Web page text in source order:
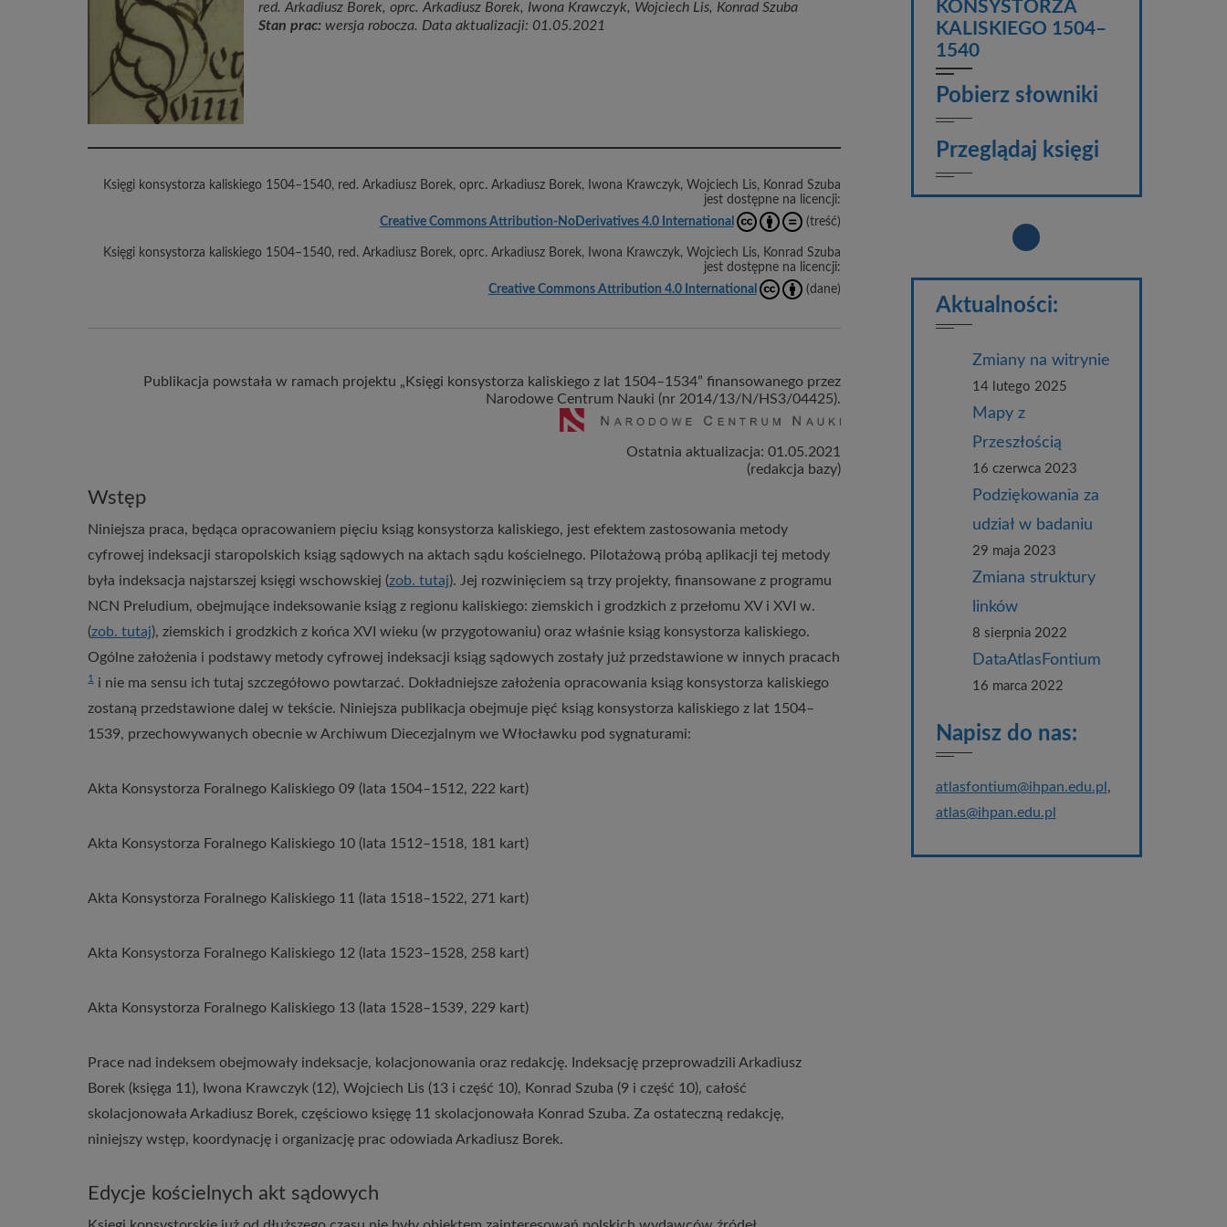
red. Arkadiusz Borek, oprc. Arkadiusz Borek, Iwona Krawczyk, Wojciech Lis, Konrad Szuba
Stan prac: wersja robocza. Data aktualizacji: 01.05.2021
Księgi konsystorza kaliskiego 1504–1540, red. Arkadiusz Borek, oprc. Arkadiusz Borek, Iwona Krawczyk, Wojciech Lis, Konrad Szuba
jest dostępne na licencji:
Creative Commons Attribution-NoDerivatives 4.0 International
(treść)
Księgi konsystorza kaliskiego 1504–1540, red. Arkadiusz Borek, oprc. Arkadiusz Borek, Iwona Krawczyk, Wojciech Lis, Konrad Szuba
jest dostępne na licencji:
Creative Commons Attribution 4.0 International
(dane)
Publikacja powstała w ramach projektu „Księgi konsystorza kaliskiego z lat 1504–1534” finansowanego przez
Narodowe Centrum Nauki (nr 2014/13/N/HS3/04425).
Ostatnia aktualizacja: 01.05.2021
(redakcja bazy)
Wstęp
Niniejsza praca, będąca opracowaniem pięciu ksiąg konsystorza kaliskiego, jest efektem zastosowania metody
cyfrowej indeksacji staropolskich ksiąg sądowych na aktach sądu kościelnego. Pilotażową próbą aplikacji tej metody
była indeksacja najstarszej księgi wschowskiej (zob. tutaj). Jej rozwinięciem są trzy projekty, finansowane z programu
NCN Preludium, obejmujące indeksowanie ksiąg z regionu kaliskiego: ziemskich i grodzkich z przełomu XV i XVI w.
(zob. tutaj), ziemskich i grodzkich z końca XVI wieku (w przygotowaniu) oraz właśnie ksiąg konsystorza kaliskiego.
Ogólne założenia i podstawy metody cyfrowej indeksacji ksiąg sądowych zostały już przedstawione w innych pracach
1 i nie ma sensu ich tutaj szczegółowo powtarzać. Dokładniejsze założenia opracowania ksiąg konsystorza kaliskiego
zostaną przedstawione dalej w tekście. Niniejsza publikacja obejmuje pięć ksiąg konsystorza kaliskiego z lat 1504–
1539, przechowywanych obecnie w Archiwum Diecezjalnym we Włocławku pod sygnaturami:
Akta Konsystorza Foralnego Kaliskiego 09 (lata 1504–1512, 222 kart)
Akta Konsystorza Foralnego Kaliskiego 10 (lata 1512–1518, 181 kart)
Akta Konsystorza Foralnego Kaliskiego 11 (lata 1518–1522, 271 kart)
Akta Konsystorza Foralnego Kaliskiego 12 (lata 1523–1528, 258 kart)
Akta Konsystorza Foralnego Kaliskiego 13 (lata 1528–1539, 229 kart)
Prace nad indeksem obejmowały indeksacje, kolacjonowania oraz redakcję. Indeksację przeprowadzili Arkadiusz
Borek (księga 11), Iwona Krawczyk (12), Wojciech Lis (13 i część 10), Konrad Szuba (9 i część 10), całość
skolacjonowała Arkadiusz Borek, częściowo księgę 11 skolacjonowała Konrad Szuba. Za ostateczną redakcję,
niniejszy wstęp, koordynację i organizację prac odowiada Arkadiusz Borek.
Edycje kościelnych akt sądowych
KONSYSTORZA
KALISKIEGO 1504–
1540
Pobierz słowniki
Przeglądaj księgi
Aktualności:
Zmiany na witrynie
14 lutego 2025
Mapy z
Przeszłością
16 czerwca 2023
Podziękowania za
udział w badaniu
29 maja 2023
Zmiana struktury
linków
8 sierpnia 2022
DataAtlasFontium
16 marca 2022
Napisz do nas:
atlasfontium@ihpan.edu.pl ,
atlas@ihpan.edu.pl